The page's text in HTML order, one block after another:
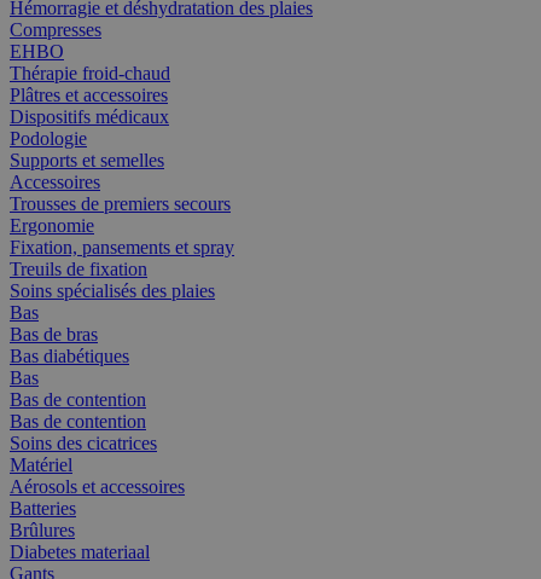
Hémorragie et déshydratation des plaies
Compresses
EHBO
Thérapie froid-chaud
Plâtres et accessoires
Dispositifs médicaux
Podologie
Supports et semelles
Accessoires
Trousses de premiers secours
Ergonomie
Fixation, pansements et spray
Treuils de fixation
Soins spécialisés des plaies
Bas
Bas de bras
Bas diabétiques
Bas
Bas de contention
Bas de contention
Soins des cicatrices
Matériel
Aérosols et accessoires
Batteries
Brûlures
Diabetes materiaal
Gants